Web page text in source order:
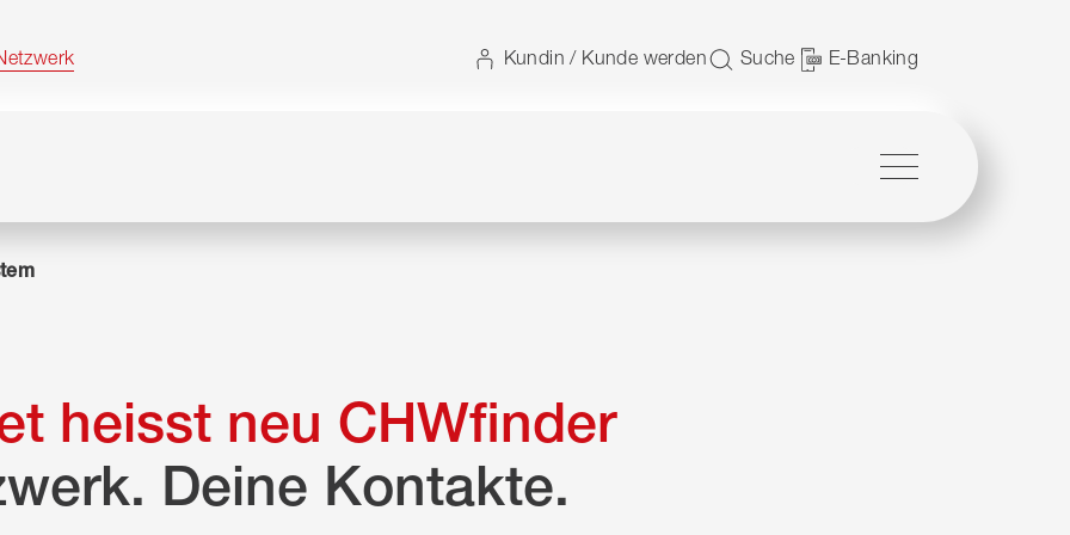
Kundin / Kunde werden Suche E-Banking
heisst neu CHWfinder
Deine Kontakte.